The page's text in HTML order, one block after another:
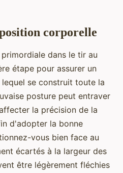
corporelle
dans le tir au
étape pour assurer un
se construit toute la
posture peut entraver
la précision de la
d'adopter la bonne
vous bien face au
écartés à la largeur des
être légèrement fléchies